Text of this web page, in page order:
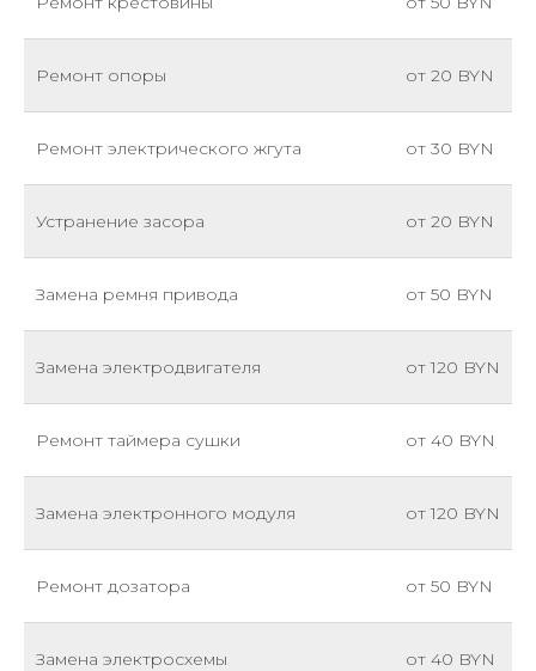
Ремонт опоры от 20 BYN
Ремонт электрического жгута от 30 BYN
Устранение засора от 20 BYN
Замена ремня привода от 50 BYN
Замена электродвигателя от 120 BYN
Ремонт таймера сушки от 40 BYN
Замена электронного модуля от 120 BYN
Ремонт дозатора от 50 BYN
Замена электросхемы от 40 BYN